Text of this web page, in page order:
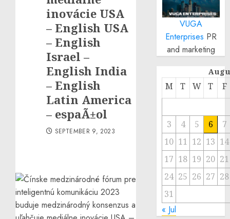
inovácie USA
– English USA
– English
Israel –
English India
– English
Latin America
– espaÃ±ol
SEPTEMBER 9, 2023
VUGA
Enterprises PR
and marketing
M T W T F
3 4 5 6
7
10 11 12 13 14
17 18 19 20 21
24 25 26 27 28
31
« Jul